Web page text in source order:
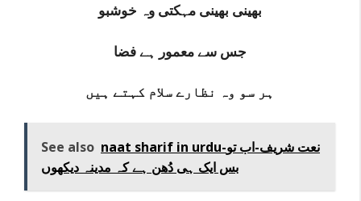
بھینی بھینی مہکتی وہ خوشبو
جس سے معمور ہے فضا
See also naat sharif in urdu-نعت شریف-اب تو
بس ایک ہی دُھن ہے کہ مدینہ دیکھوں